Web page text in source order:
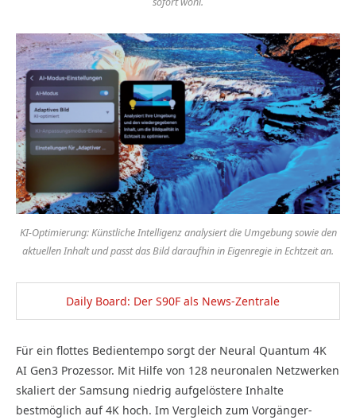
KI-Optimierung: Künstliche Intelligenz analysiert die Umgebung sowie den
aktuellen Inhalt und passt das Bild daraufhin in Eigenregie in Echtzeit an.
Daily Board: Der S90F als News-Zentrale
Für ein flottes Bedientempo sorgt der Neural Quantum 4K
AI Gen3 Prozessor. Mit Hilfe von 128 neuronalen Netzwerken
skaliert der Samsung niedrig aufgelöstere Inhalte
bestmöglich auf 4K hoch. Im Vergleich zum Vorgänger-